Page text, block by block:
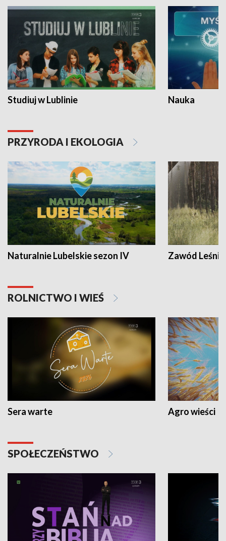
Studiuj w Lublinie Nauka
PRZYRODA I EKOLOGIA
Naturalnie Lubelskie sezon IV Zawód Leśnik
ROLNICTWO I WIEŚ
Sera warte Agro wieści
SPOŁECZEŃSTWO